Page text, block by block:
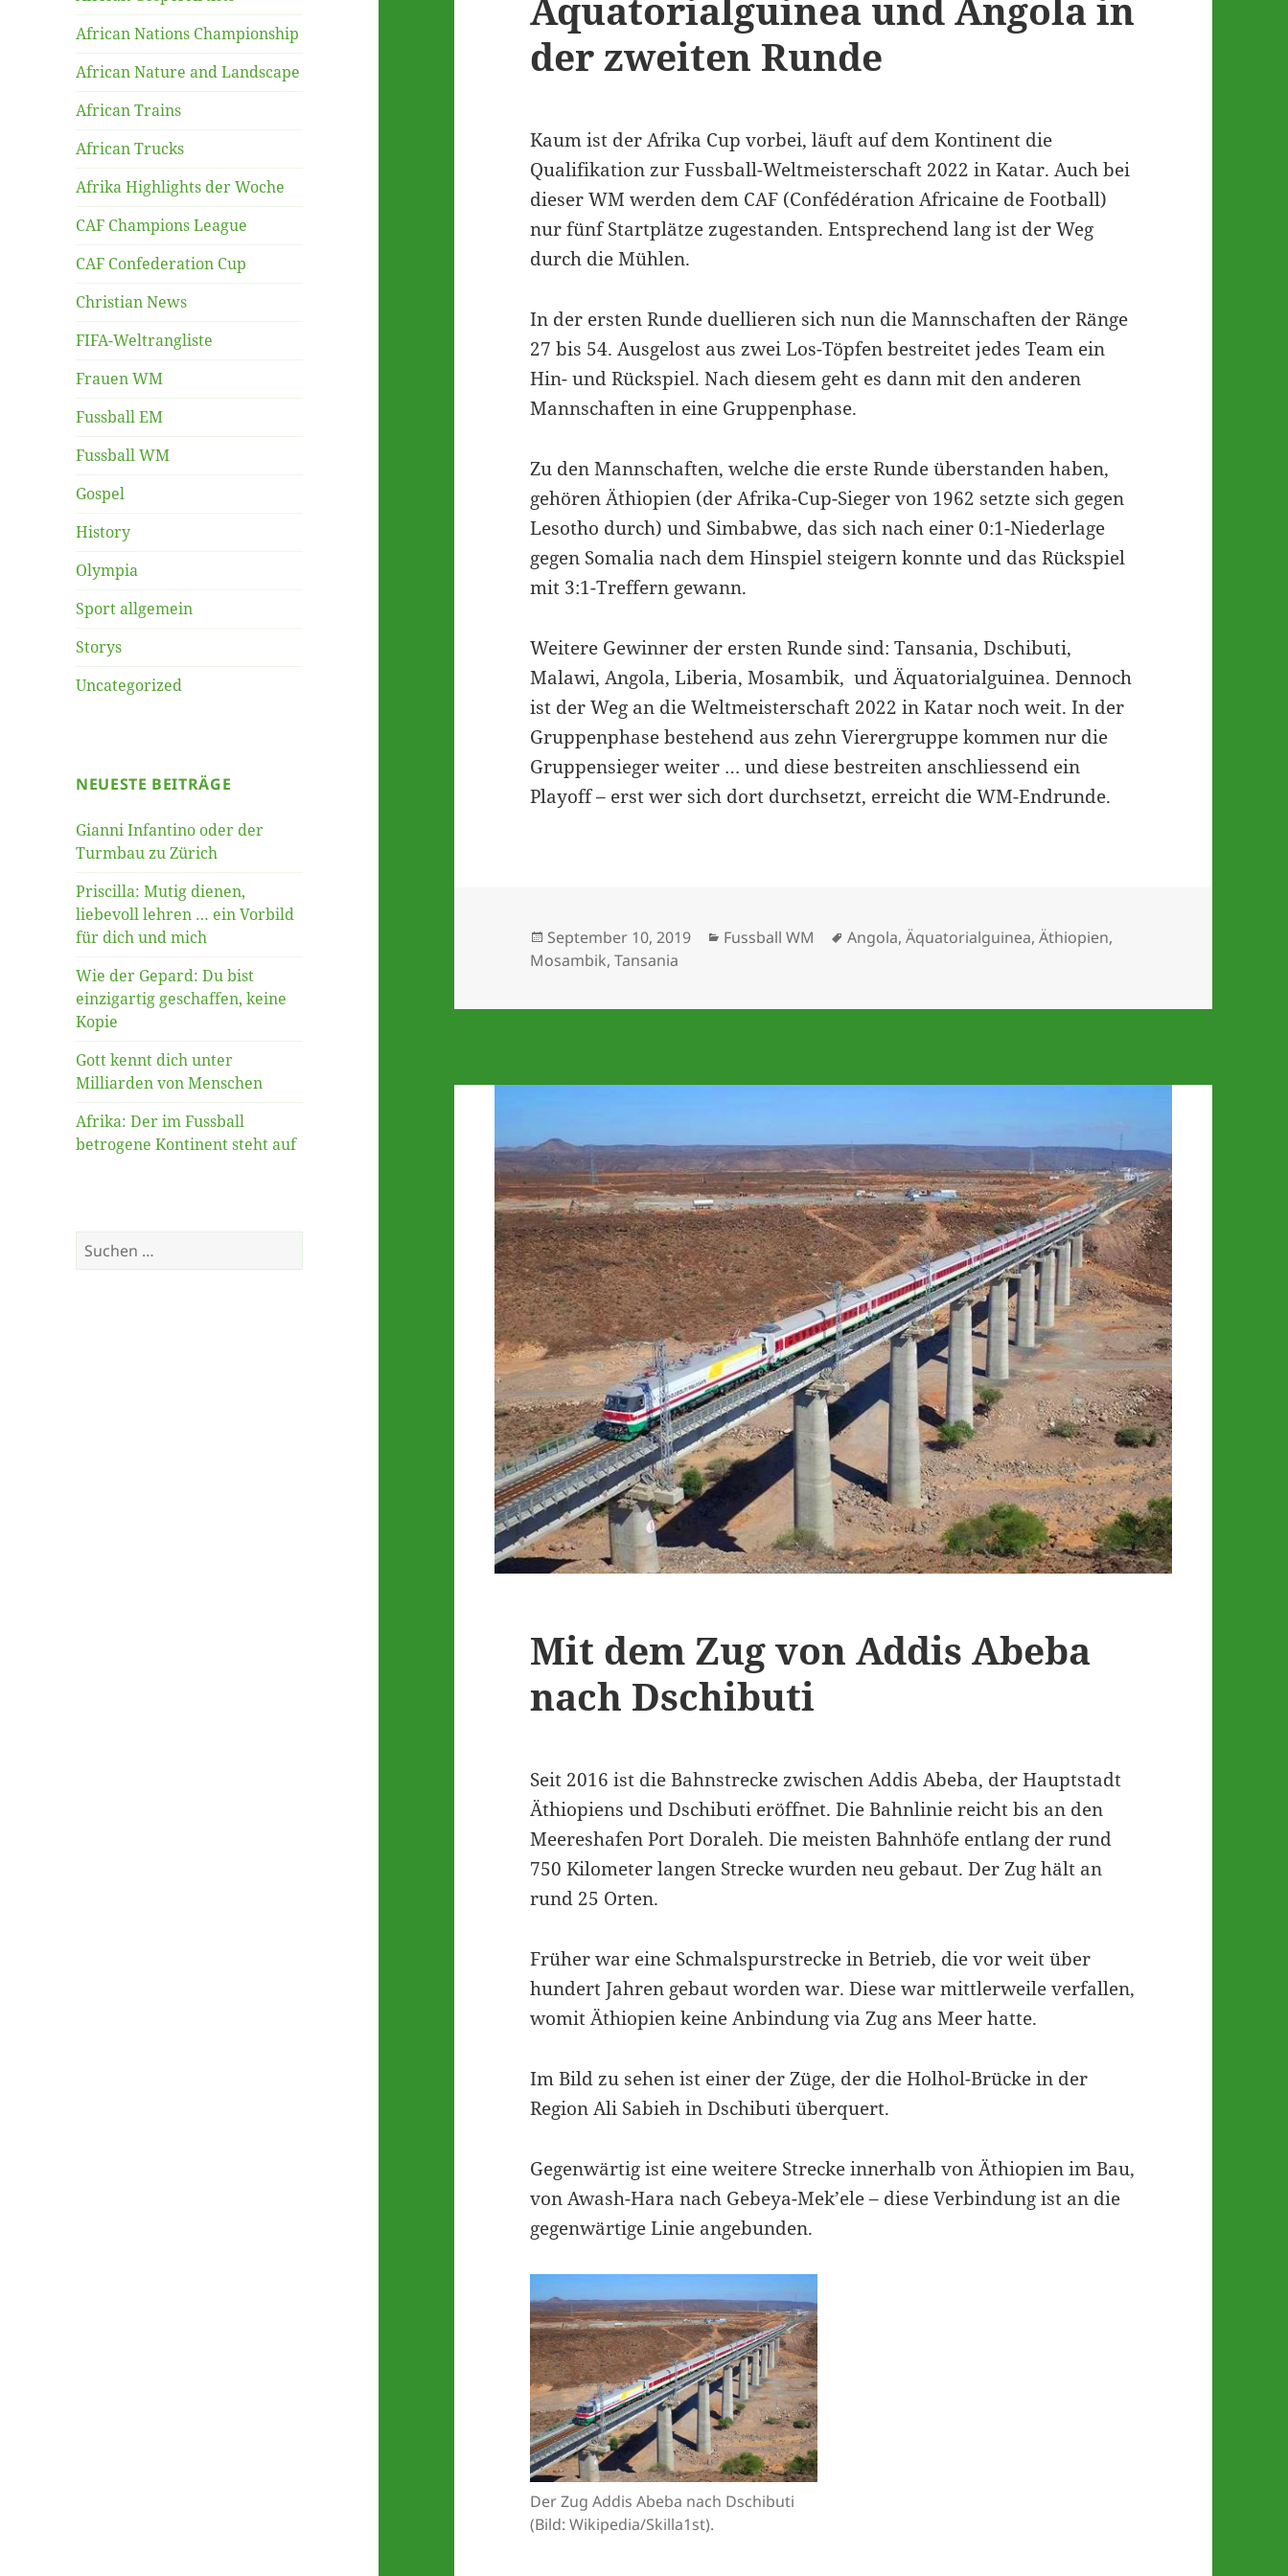
African Nations Championship
African Nature and Landscape
African Trains
African Trucks
Afrika Highlights der Woche
CAF Champions League
CAF Confederation Cup
Christian News
FIFA-Weltrangliste
Frauen WM
Fussball EM
Fussball WM
Gospel
History
Olympia
Sport allgemein
Storys
Uncategorized
NEUESTE BEITRÄGE
Gianni Infantino oder der
Turmbau zu Zürich
Priscilla: Mutig dienen,
liebevoll lehren … ein Vorbild
für dich und mich
Wie der Gepard: Du bist
einzigartig geschaffen, keine
Kopie
Gott kennt dich unter
Milliarden von Menschen
Afrika: Der im Fussball
betrogene Kontinent steht auf
Suche
nach:
Äquatorialguinea und Angola in
der zweiten Runde
Kaum ist der Afrika Cup vorbei, läuft auf dem Kontinent die
Qualifikation zur Fussball-Weltmeisterschaft 2022 in Katar. Auch bei
dieser WM werden dem CAF (Confédération Africaine de Football)
nur fünf Startplätze zugestanden. Entsprechend lang ist der Weg
durch die Mühlen.
In der ersten Runde duellieren sich nun die Mannschaften der Ränge
27 bis 54. Ausgelost aus zwei Los-Töpfen bestreitet jedes Team ein
Hin- und Rückspiel. Nach diesem geht es dann mit den anderen
Mannschaften in eine Gruppenphase.
Zu den Mannschaften, welche die erste Runde überstanden haben,
gehören Äthiopien (der Afrika-Cup-Sieger von 1962 setzte sich gegen
Lesotho durch) und Simbabwe, das sich nach einer 0:1-Niederlage
gegen Somalia nach dem Hinspiel steigern konnte und das Rückspiel
mit 3:1-Treffern gewann.
Weitere Gewinner der ersten Runde sind: Tansania, Dschibuti,
Malawi, Angola, Liberia, Mosambik, und Äquatorialguinea. Dennoch
ist der Weg an die Weltmeisterschaft 2022 in Katar noch weit. In der
Gruppenphase bestehend aus zehn Vierergruppe kommen nur die
Gruppensieger weiter … und diese bestreiten anschliessend ein
Playoff – erst wer sich dort durchsetzt, erreicht die WM-Endrunde.
Veröffentlicht
am
September 10, 2019 Kategorien
Fussball WM Schlagwörter
Angola,Äquatorialguinea,Äthiopien,
Mosambik,Tansania
Mit dem Zug von Addis Abeba
nach Dschibuti
Seit 2016 ist die Bahnstrecke zwischen Addis Abeba, der Hauptstadt
Äthiopiens und Dschibuti eröffnet. Die Bahnlinie reicht bis an den
Meereshafen Port Doraleh. Die meisten Bahnhöfe entlang der rund
750 Kilometer langen Strecke wurden neu gebaut. Der Zug hält an
rund 25 Orten.
Früher war eine Schmalspurstrecke in Betrieb, die vor weit über
hundert Jahren gebaut worden war. Diese war mittlerweile verfallen,
womit Äthiopien keine Anbindung via Zug ans Meer hatte.
Im Bild zu sehen ist einer der Züge, der die Holhol-Brücke in der
Region Ali Sabieh in Dschibuti überquert.
Gegenwärtig ist eine weitere Strecke innerhalb von Äthiopien im Bau,
von Awash-Hara nach Gebeya-Mek’ele – diese Verbindung ist an die
gegenwärtige Linie angebunden.
Der Zug Addis Abeba nach Dschibuti
(Bild: Wikipedia/Skilla1st).